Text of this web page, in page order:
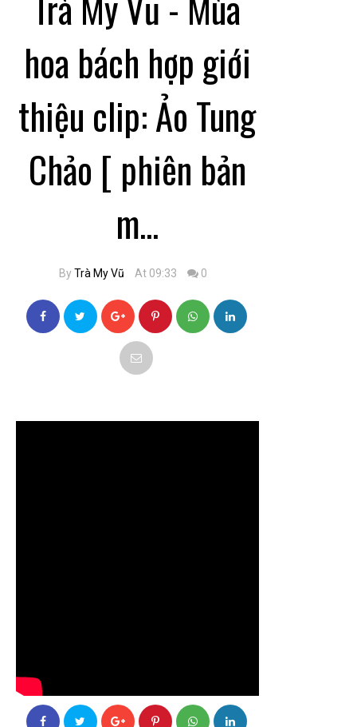
hoa bách hợp giới
thiệu clip: Ảo Tung
Chảo [ phiên bản
m...
ByTrà My Vũ At 09:33 0